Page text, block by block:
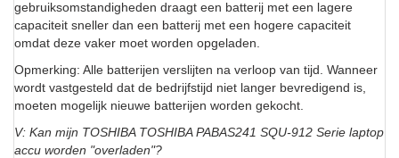
gebruiksomstandigheden draagt een batterij met een lagere
capaciteit sneller dan een batterij met een hogere capaciteit
omdat deze vaker moet worden opgeladen.
Opmerking: Alle batterijen verslijten na verloop van tijd. Wanneer
wordt vastgesteld dat de bedrijfstijd niet langer bevredigend is,
moeten mogelijk nieuwe batterijen worden gekocht.
V: Kan mijn TOSHIBA TOSHIBA PABAS241 SQU-912 Serie laptop
accu worden "overladen"?